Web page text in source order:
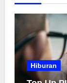
Hiburan